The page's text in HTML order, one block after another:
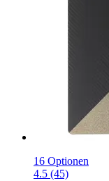
16 Optionen
4.5 (45)